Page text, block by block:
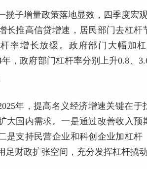
揽子增量政策落地显效，四季度宏
长推高信贷增速，居民部门去杠
率增长放缓。政府部门大幅加
年，政府部门杠杆率分别上升0.8、
年，提高名义经济增速关键在
大国内需求。一是通过改善收入
是支持民营企业和科创企业加杠
足财政扩张空间，充分发挥杠杆撬